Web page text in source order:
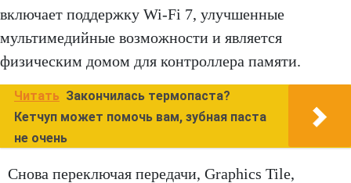
включает поддержку Wi-Fi 7, улучшенные
мультимедийные возможности и является
физическим домом для контроллера памяти.
Читать Закончилась термопаста?
Кетчуп может помочь вам, зубная паста
не очень
Снова переключая передачи, Graphics Tile,